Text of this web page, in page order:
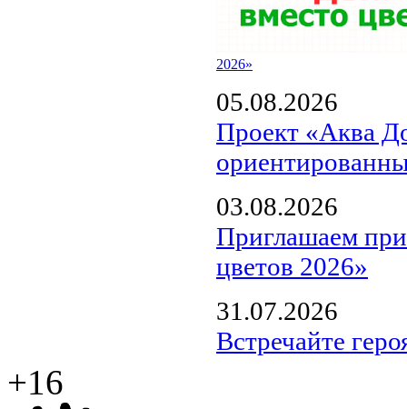
2026»
05.08.2026
Проект «Аква
03.08.2026
Приглашаем
цветов 2026»
31.07.2026
Встречайте
+16